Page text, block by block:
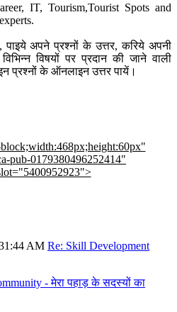
IT, Tourism,Tourist Spots and
अपने प्रश्नों के उत्तर, करिये अपनी
विभिन्न विषयों पर प्रदान की जाने वाली
प्रश्नों के ऑनलाइन उत्तर पायें।
pub-0179380496252414"
AM Re: Skill Development
- मेरा पहाड़ के सदस्यों का